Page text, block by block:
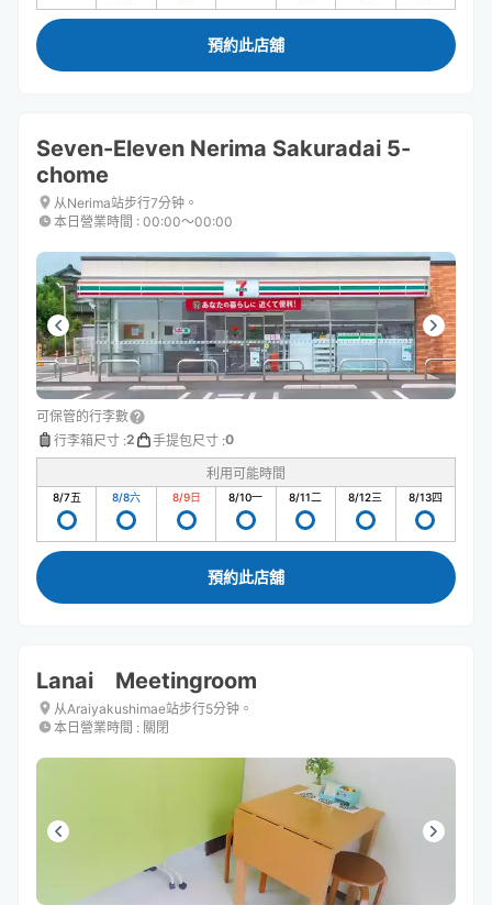
預約此店舖
Seven-Eleven Nerima Sakuradai 5-
chome
从Nerima站步行7分钟。
本日營業時間 : 00:00〜00:00
可保管的行李數
行李箱尺寸 :2 手提包尺寸 :0
利用可能時間
8/7五 8/8六 8/9日 8/10一 8/11二 8/12三 8/13四
預約此店舖
Lanai Meetingroom
从Araiyakushimae站步行5分钟。
本日營業時間 : 關閉